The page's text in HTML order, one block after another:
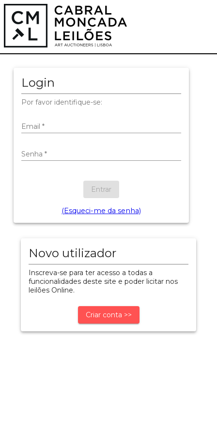
Login
Por favor identifique-se:
Email *
Senha *
Entrar
(Esqueci-me da senha)
Novo utilizador
Inscreva-se para ter acesso a todas a
funcionalidades deste site e poder licitar nos
leilões Online.
Criar conta >>